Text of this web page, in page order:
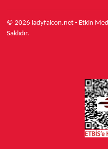
© 2026 ladyfalcon.net - Etkin
Saklıdır.